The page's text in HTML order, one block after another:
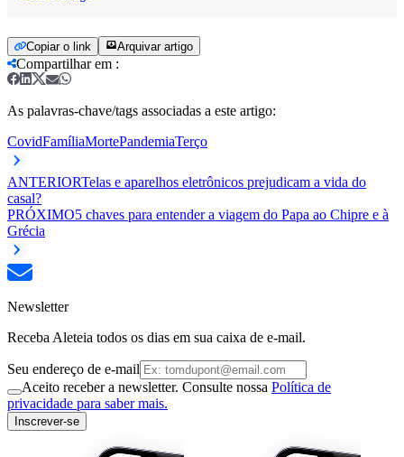
Copiar o link Arquivar artigo
Compartilhar em :
As palavras-chave/tags associadas a este artigo:
CovidFamíliaMortePandemiaTerço
ANTERIORTelas e aparelhos eletrônicos prejudicam a vida do
casal?
PRÓXIMO5 chaves para entender a viagem do Papa ao Chipre e à
Grécia
Newsletter
Receba Aleteia todos os dias em sua caixa de e-mail.
Seu endereço de e-mail
Aceito receber a newsletter. Consulte nossa Política de
privacidade para saber mais.
Inscrever-se